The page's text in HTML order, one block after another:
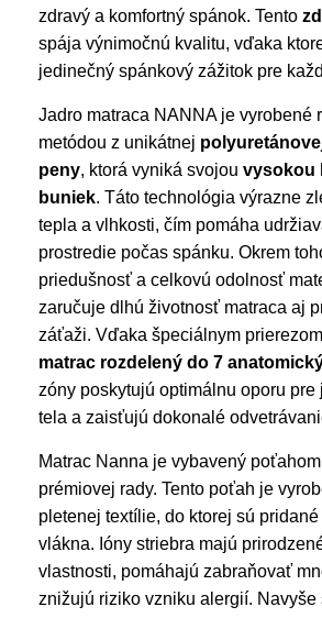
zdravý a komfortný spánok. Tento
spája výnimočnú kvalitu, vďaka
jedinečný spánkový zážitok pre
Jadro matraca NANNA je vyrobené
metódou z unikátnej
peny, ktorá vyniká svojou vysokou
buniek. Táto technológia výrazne
tepla a vlhkosti, čím pomáha
prostredie počas spánku. Okrem
priedušnosť a celkovú odolnosť
zaručuje dlhú životnosť matraca aj
záťaži. Vďaka špeciálnym
matrac rozdelený do 7
zóny poskytujú optimálnu oporu pre
tela a zaisťujú dokonalé
Matrac Nanna je vybavený
prémiovej rady. Tento poťah je
pletenej textílie, do ktorej sú
vlákna. Ióny striebra majú
vlastnosti, pomáhajú zabraňovať
znižujú riziko vzniku alergií. Navyše